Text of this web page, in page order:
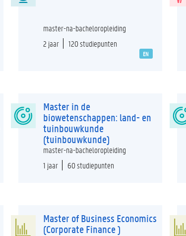
master-na-bacheloropleiding
2 jaar
120 studiepunten
EN
Master in de
biowetenschappen: land- en
tuinbouwkunde
(tuinbouwkunde)
master-na-bacheloropleiding
1 jaar
60 studiepunten
Master of Business Economics
(Corporate Finance )